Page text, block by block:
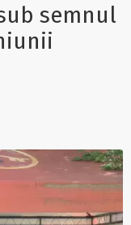
semnul